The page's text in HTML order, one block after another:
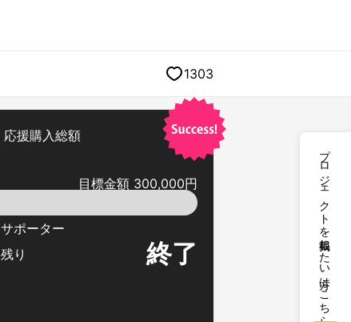
プロジェクトを掲載したい方はこちら
1303
応援購入総額
目標金額 300,000円
サポーター
残り
終了